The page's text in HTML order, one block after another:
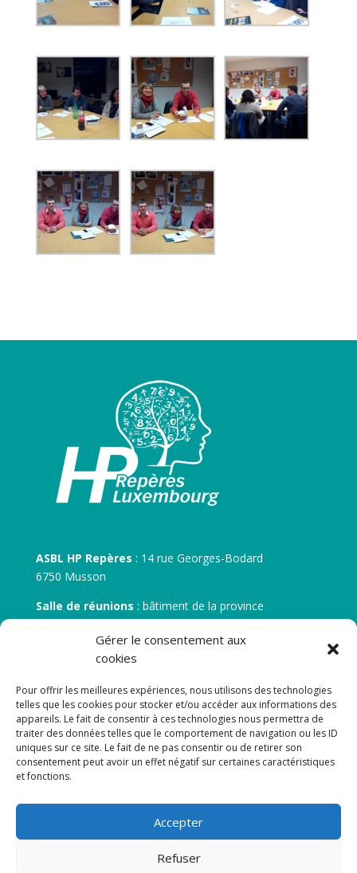
Gérer le consentement aux
cookies
Pour offrir les meilleures expériences, nous utilisons des technologies
telles que les cookies pour stocker et/ou accéder aux informations des
appareils. Le fait de consentir à ces technologies nous permettra de
traiter des données telles que le comportement de navigation ou les ID
uniques sur ce site. Le fait de ne pas consentir ou de retirer son
consentement peut avoir un effet négatif sur certaines caractéristiques
et fonctions.
Accepter
Refuser
ASBL HP Repères : 14 rue Georges-Bodard
6750 Musson
Salle de réunions : bâtiment de la province
N° d’entreprise :BE 0506.746.707
N° de compte IBAN
: BE 05 7512 0751 5675
Newsletter
Adresse de courrier électronique: